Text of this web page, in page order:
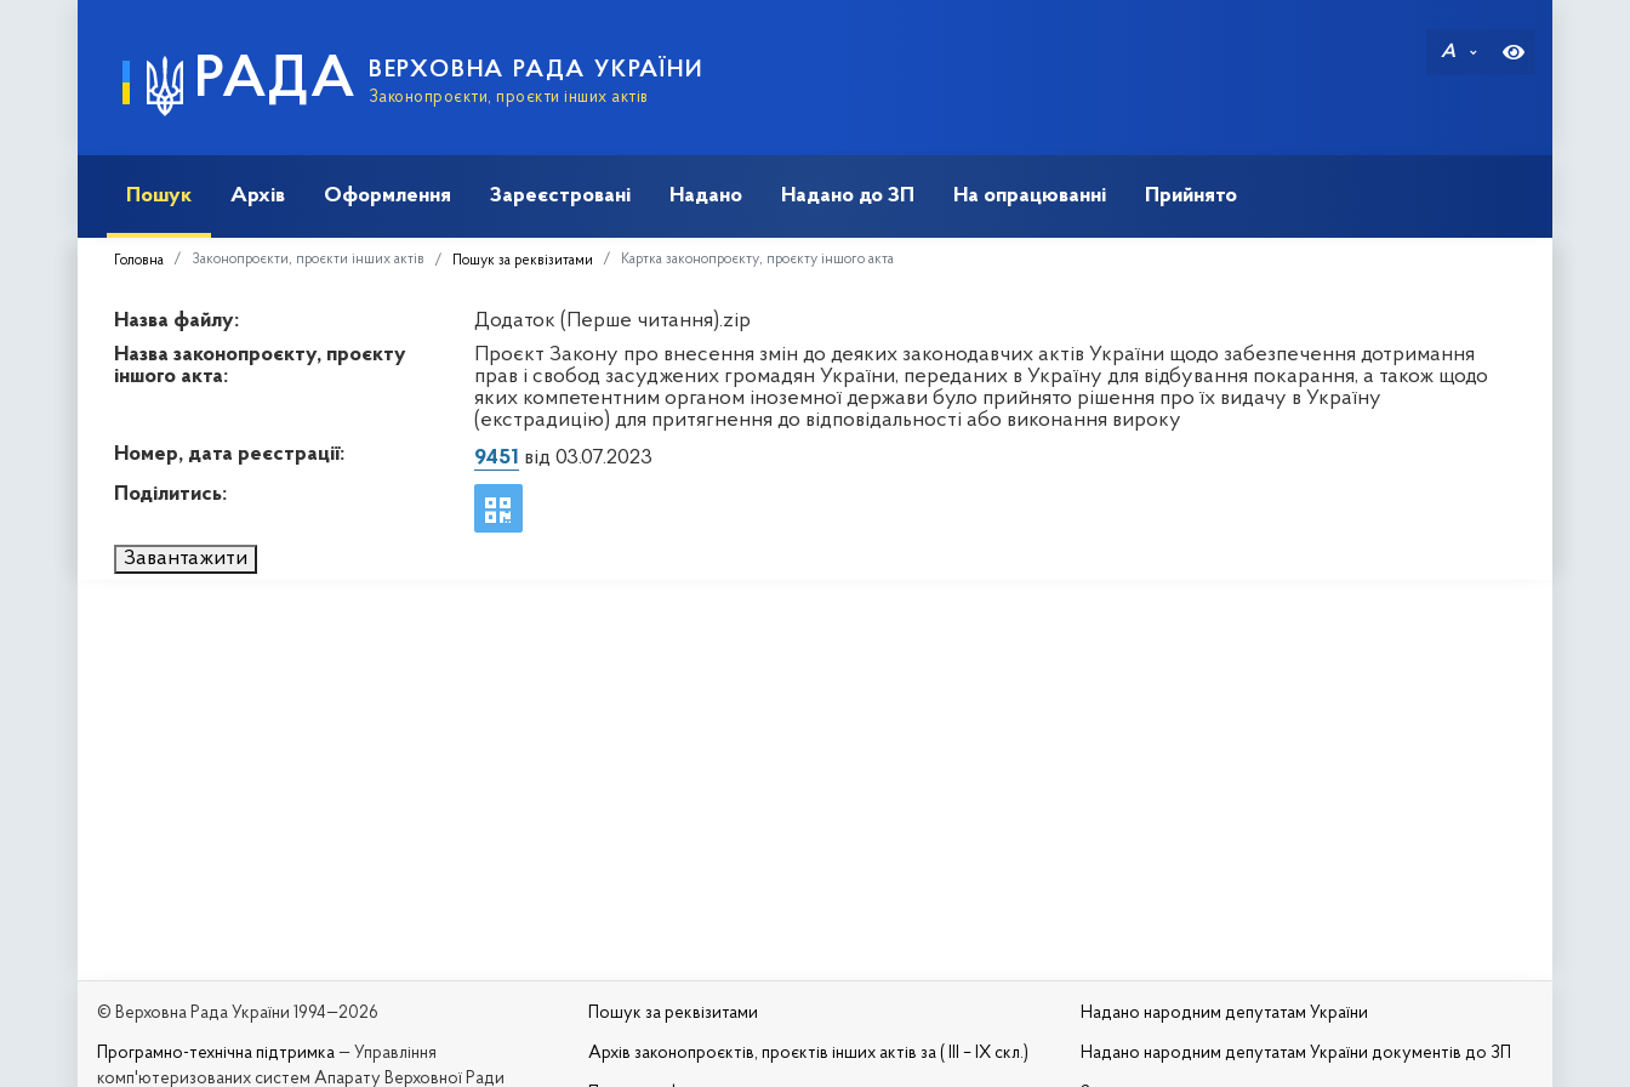
РАДА ВЕРХОВНА РАДА УКРАЇНИ
Законопроєкти, проєкти інших актів
A
Пошук Архів Оформлення Зареєстровані Надано Надано до ЗП На опрацюванні Прийнято
Головна Законопроєкти, проєкти інших актів Пошук за реквізитами Картка законопроєкту, проєкту іншого акта
Назва файлу:
Додаток (Перше читання).zip
Назва законопроєкту, проєкту
іншого акта:
Проєкт Закону про внесення змін до деяких законодавчих актів України щодо забезпечення дотримання
прав і свобод засуджених громадян України, переданих в Україну для відбування покарання, а також щодо
яких компетентним органом іноземної держави було прийнято рішення про їх видачу в Україну
(екстрадицію) для притягнення до відповідальності або виконання вироку
Номер, дата реєстрації:
9451 від 03.07.2023
Поділитись:
Завантажити
© Верховна Рада України 1994—2026
Програмно-технічна підтримка — Управління
комп'ютеризованих систем Апарату Верховної Ради
Пошук за реквізитами
Архів законопроєктів, проєктів інших актів за ( III – IX скл.)
Надано народним депутатам України
Надано народним депутатам України документів до ЗП